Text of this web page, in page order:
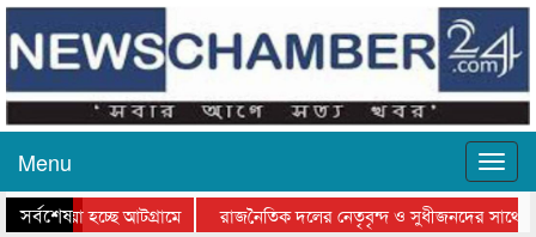
Menu
সর্বশেষ
যাওয়া হচ্ছে আটগ্রামে
রাজনৈতিক দলের নেতৃবৃন্দ ও সুধীজনদের সাথে